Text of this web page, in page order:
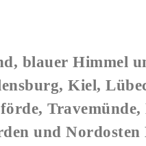
blauer Himmel
Kiel,
und Nordosten